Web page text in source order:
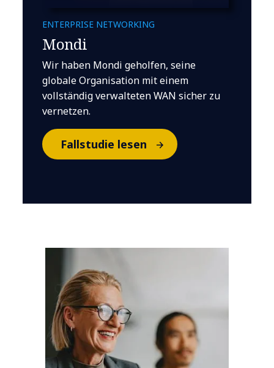
ENTERPRISE NETWORKING
Mondi
Wir haben Mondi geholfen, seine
globale Organisation mit einem
vollständig verwalteten WAN sicher zu
vernetzen.
Fallstudie lesen